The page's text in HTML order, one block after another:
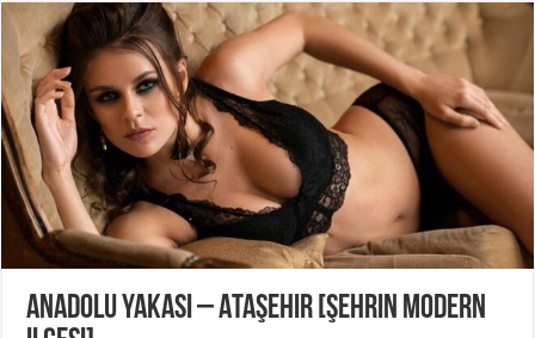
Anadolu Yakası – Ataşehir [Şehrin modern